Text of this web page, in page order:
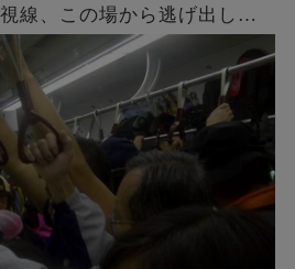
線、この場から逃げ出した
内の空気を一変すること